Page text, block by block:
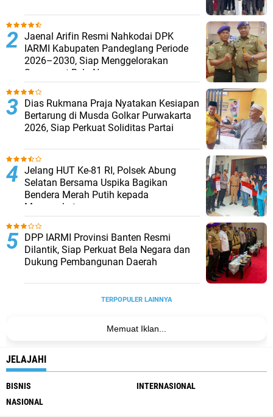
Jaenal Arifin Resmi Nahkodai DPK
IARMI Kabupaten Pandeglang Periode
2026–2030, Siap Menggelorakan
Semangat Bela Negara
Dias Rukmana Praja Nyatakan Kesiapan
Bertarung di Musda Golkar Purwakarta
2026, Siap Perkuat Soliditas Partai
Jelang HUT Ke-81 RI, Polsek Abung
Selatan Bersama Uspika Bagikan
Bendera Merah Putih kepada
Masyarakat
DPP IARMI Provinsi Banten Resmi
Dilantik, Siap Perkuat Bela Negara dan
Dukung Pembangunan Daerah
TERPOPULER LAINNYA
Memuat Iklan...
JELAJAHI
BISNIS
INTERNASIONAL
NASIONAL